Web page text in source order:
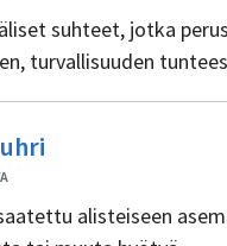
suhteet, jotka
turvallisuuden
alisteiseen